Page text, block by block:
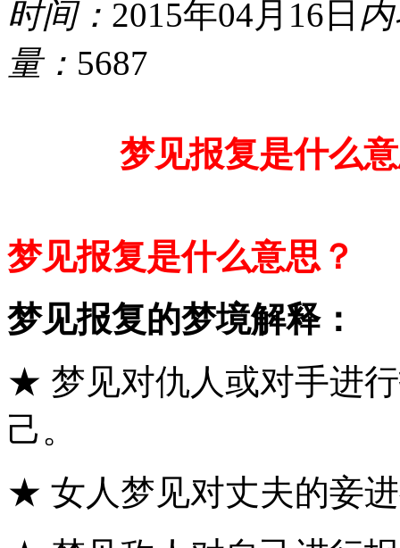
时间： 2015年04月16日
量： 5687
梦见报复是什么
梦见报复是什么意思？
梦见报复的梦境解释：
★ 梦见对仇人或对手进
己。
★ 女人梦见对丈夫的妾